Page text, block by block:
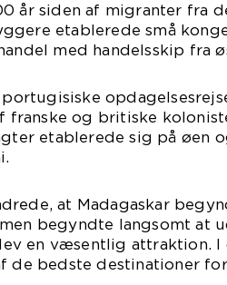
år siden af migranter fra
etablerede små
med handelsskip fra
franske og britiske
etablerede sig på øen
at Madagaskar
begyndte langsomt at
en væsentlig attraktion. I
de bedste destinationer